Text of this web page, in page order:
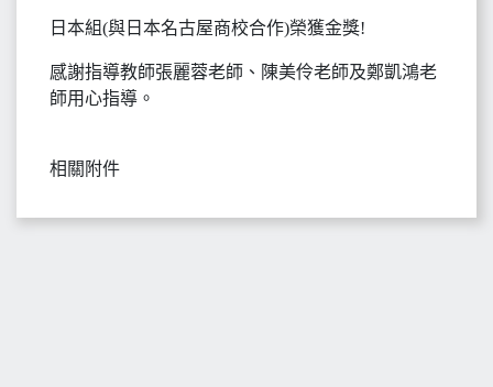
日本組(與日本名古屋商校合作)榮獲金獎!
感謝指導教師張麗蓉老師、陳美伶老師及鄭凱鴻老
師用心指導。
相關附件